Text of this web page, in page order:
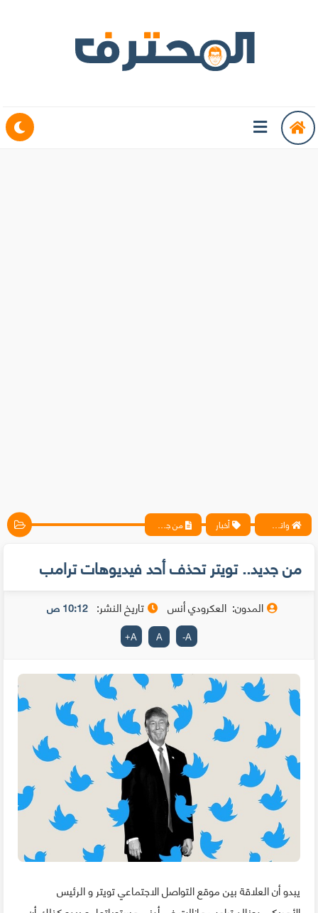
واتس آب ، فيسبوك ، أنترنت ، شروحات تقنية حصرية - المحترف أخبار من جديد.. تويتر تحذف أحد فيديوهات ترامب
من جديد.. تويتر تحذف أحد فيديوهات ترامب
المدون: العكرودي أنس تاريخ النشر: 10:12 ص
A
-
A
A
+
يبدو أن العلاقة بين موقع التواصل الاجتماعي تويتر و الرئيس